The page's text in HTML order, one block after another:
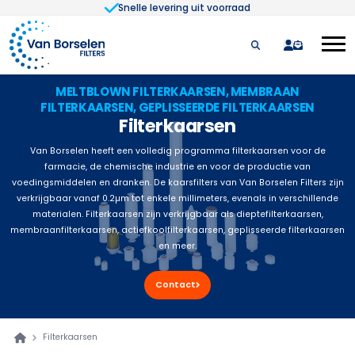
Snelle levering uit voorraad
Ga naar de inhoud
quote
MELTBLOWN FILTERKAARSEN, MEMBRAAN
FILTERKAARSEN, GEPLISSEERDE FILTERKAARSEN
Filterkaarsen
Van Borselen heeft een volledig programma filterkaarsen voor de
farmacie, de chemische industrie en voor de productie van
voedingsmiddelen en dranken. De kaarsfilters van Van Borselen Filters zijn
verkrijgbaar vanaf 0.2µm tot enkele millimeters, evenals in verschillende
materialen. Filterkaarsen zijn verkrijgbaar als dieptefilterkaarsen,
membraanfilterkaarsen, actiefkoolfilterkaarsen, geplisseerde filterkaarsen
en meer.
Contact
Filterkaarsen